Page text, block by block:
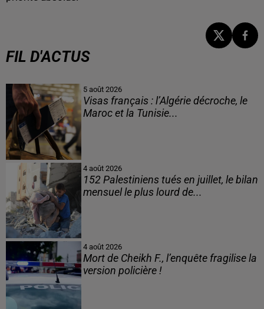
FIL D'ACTUS
5 août 2026
Visas français : l’Algérie décroche, le
Maroc et la Tunisie...
4 août 2026
152 Palestiniens tués en juillet, le bilan
mensuel le plus lourd de...
4 août 2026
Mort de Cheikh F., l’enquête fragilise la
version policière !